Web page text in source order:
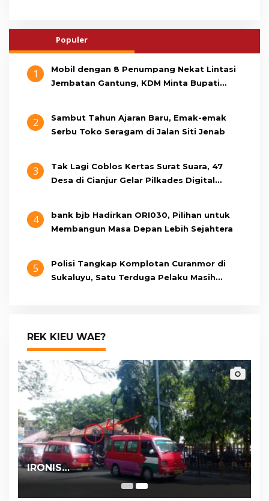
Populer
1
Mobil dengan 8 Penumpang Nekat Lintasi
Jembatan Gantung, KDM Minta Bupati
2
Sambut Tahun Ajaran Baru, Emak-emak
Serbu Toko Seragam di Jalan Siti Jenab
3
Tak Lagi Coblos Kertas Surat Suara, 47
Desa di Cianjur Gelar Pilkades Digital
4
bank bjb Hadirkan ORI030, Pilihan untuk
Membangun Masa Depan Lebih Sejahtera
5
Polisi Tangkap Komplotan Curanmor di
Sukaluyu, Satu Terduga Pelaku Masih
REK KIEU WAE?
IRONIS…